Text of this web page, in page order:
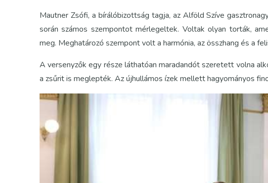
Mautner Zsófi, a bírálóbizottság tagja, az Alföld Szíve
során számos szempontot mérlegeltek. Voltak olyan torták,
meg. Meghatározó szempont volt a harmónia, az összhang és a
A versenyzők egy része láthatóan maradandót szeretett volna
a zsűrit is meglepték. Az újhullámos ízek mellett hagyományos